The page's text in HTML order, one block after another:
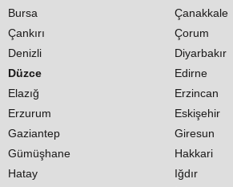
Bursa
Çanakkale
Çankırı
Çorum
Denizli
Diyarbakır
Düzce
Edirne
Elazığ
Erzincan
Erzurum
Eskişehir
Gaziantep
Giresun
Gümüşhane
Hakkari
Hatay
Iğdır